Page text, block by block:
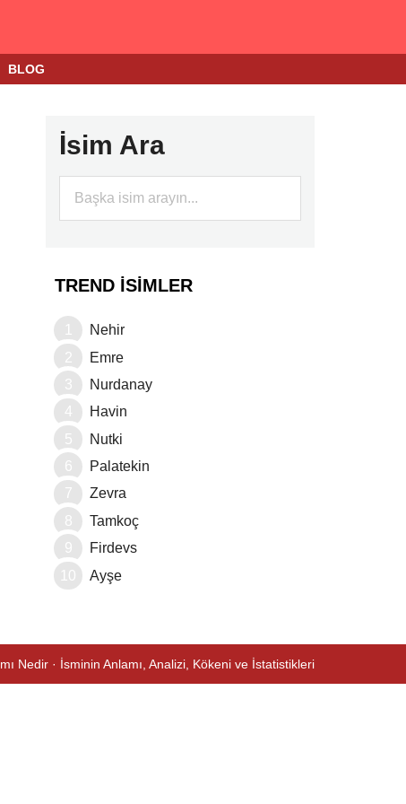
BLOG
İsim Ara
TREND İSIMLER
Nehir
Emre
Nurdanay
Havin
Nutki
Palatekin
Zevra
Tamkoç
Firdevs
Ayşe
Nedir · İsminin Anlamı, Analizi, Kökeni ve İstatistikleri